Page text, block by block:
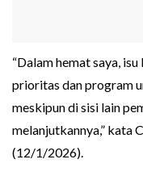
“Dalam hemat saya,
prioritas dan program
meskipun di sisi lain
melanjutkannya,” kata
(12/1/2026).